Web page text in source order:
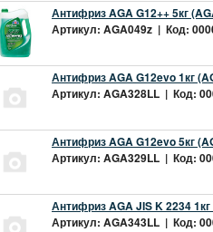
Антифриз AGA G12++ 5кг
Артикул: AGA049z | Код:
Антифриз AGA G12evo 1кг
Артикул: AGA328LL | Код:
Антифриз AGA G12evo 5кг
Артикул: AGA329LL | Код:
Антифриз AGA JIS K 2234
Артикул: AGA343LL | Код: